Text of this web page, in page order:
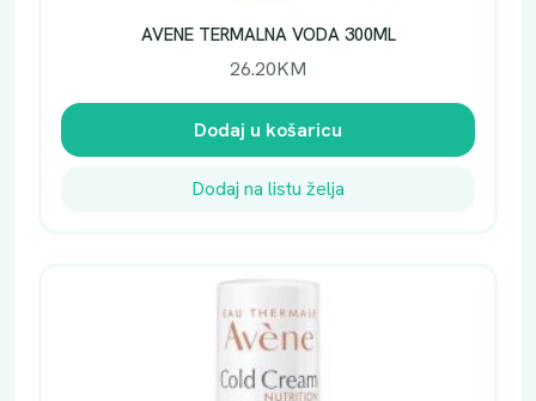
AVENE TERMALNA VODA 300ML
26.20KM
Dodaj u košaricu
Dodaj na listu želja